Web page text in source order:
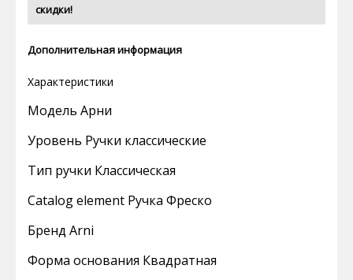
скидки!
Дополнительная информация
Характеристики
Модель Арни
Уровень Ручки классические
Тип ручки Классическая
Catalog element Ручка Фреско
Бренд Arni
Форма основания Квадратная